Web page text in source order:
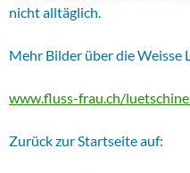
nicht alltäglich.
Mehr Bilder über die Weisse
www.fluss-frau.ch/
Zurück zur Startseite auf: